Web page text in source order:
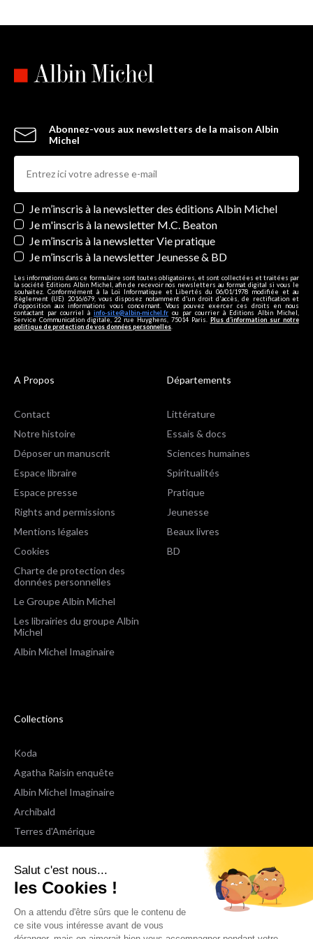
Salut c'est nous...
les Cookies !
On a attendu d'être sûrs que le contenu de
ce site vous intéresse avant de vous
Abonnez-vous aux newsletters de la maison Albin
Michel
Newsletters
Je m’inscris à la newsletter des éditions Albin Michel
Je m'inscris à la newsletter M.C. Beaton
Je m’inscris à la newsletter Vie pratique
Je m’inscris à la newsletter Jeunesse & BD
Les informations dans ce formulaire sont toutes obligatoires, et sont collectées et traitées par
la société Editions Albin Michel, afin de recevoir nos newsletters au format digital si vous le
souhaitez. Conformément à la Loi Informatique et Libertés du 06/01/1978 modifiée et au
Règlement (UE) 2016/679, vous disposez notamment d'un droit d'accès, de rectification et
d’opposition aux informations vous concernant. Vous pouvez exercer ces droits en nous
contactant par courriel à info-site@albin-michel.fr ou par courrier à Editions Albin Michel,
Service Communication digitale, 22 rue Huyghens, 75014 Paris. Plus d’information sur notre
politique de protection de vos données personnelles
A Propos
Contact
Notre histoire
Déposer un manuscrit
Espace libraire
Espace presse
Rights and permissions
Mentions légales
Cookies
Charte de protection des
données personnelles
Le Groupe Albin Michel
Les librairies du groupe Albin
Michel
Albin Michel Imaginaire
Départements
Littérature
Essais & docs
Sciences humaines
Spiritualités
Pratique
Jeunesse
Beaux livres
BD
Collections
Koda
Agatha Raisin enquête
Albin Michel Imaginaire
Archibald
Terres d'Amérique
Espaces Libres Poche
NOX
Wiz
Voir toutes les collections